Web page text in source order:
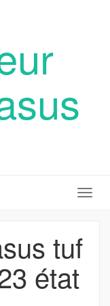
tuf
état